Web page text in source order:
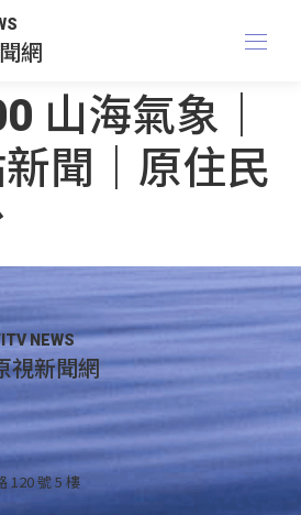
網
山海氣象｜
聞｜原住民
NEWS
視新聞網
120 號 5 樓